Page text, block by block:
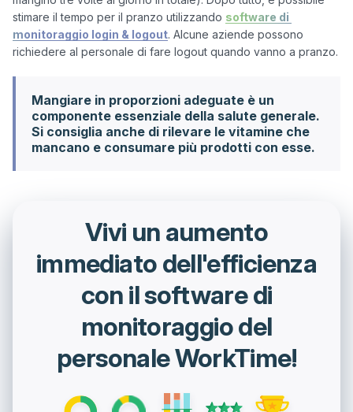
stimare il tempo per il pranzo utilizzando software di
monitoraggio login & logout. Alcune aziende possono
Mangiare in proporzioni adeguate è un
componente essenziale della salute generale.
Si consiglia anche di rilevare le vitamine che
mancano e consumare più prodotti con esse.
Vivi un aumento
immediato dell'efficienza
con il software di
monitoraggio del
personale WorkTime!